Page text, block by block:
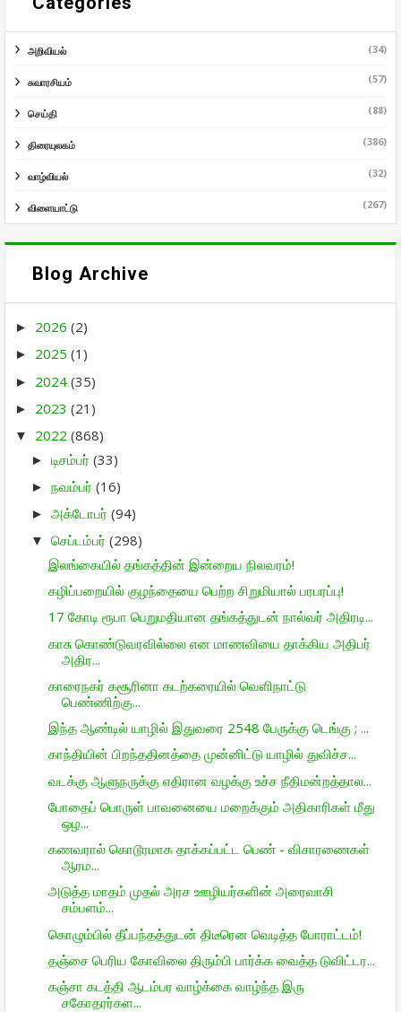
அறிவியல் (34)
சுவாரசியம் (57)
செய்தி (88)
திரையுலகம் (386)
வாழ்வியல் (32)
விளையாட்டு (267)
Blog Archive
► 2026 (2)
► 2025 (1)
► 2024 (35)
► 2023 (21)
▼ 2022 (868)
► டிசம்பர் (33)
► நவம்பர் (16)
► அக்டோபர் (94)
▼ செப்டம்பர் (298)
இலங்கையில் தங்கத்தின் இன்றைய நிலவரம்!
கழிப்பறையில் குழந்தையை பெற்ற சிறுமியால் பரபரப்பு!
17 கோடி ரூபா பெறுமதியான தங்கத்துடன் நால்வர் அதிரடி...
காசு கொண்டுவரவில்லை என மாணவியை தாக்கிய அதிபர்
அதிர...
காரைநகர் கசூரினா கடற்கரையில் வெளிநாட்டு
பெண்ணிற்கு...
இந்த ஆண்டில் யாழில் இதுவரை 2548 பேருக்கு டெங்கு ; ...
காந்தியின் பிறந்ததினத்தை முன்னிட்டு யாழில் துவிச்ச...
வடக்கு ஆளுநருக்கு எதிரான வழக்கு உச்ச நீதிமன்றத்தால...
போதைப் பொருள் பாவனையை மறைக்கும் அதிகாரிகள் மீது
ஒழ...
கணவரால் கொடூரமாக தாக்கப்பட்ட பெண் - விசாரணைகள்
ஆரம...
அடுத்த மாதம் முதல் அரச ஊழியர்களின் அரைவாசி
சம்பளம்...
கொழும்பில் தீப்பந்தத்துடன் திடீரென வெடித்த போராட்டம்!
தஞ்சை பெரிய கோவிலை திரும்பி பார்க்க வைத்த டுவிட்டர...
கஞ்சா கடத்தி ஆடம்பர வாழ்க்கை வாழ்ந்த இரு
சகோதரர்கள...